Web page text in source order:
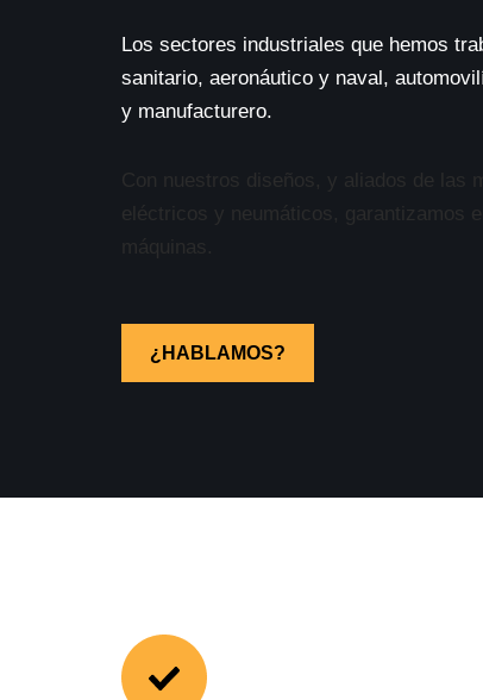
Los sectores industriales que hemos
sanitario, aeronáutico y naval,
y manufacturero.
Con nuestros diseños, y aliados de las
eléctricos y neumáticos, garantizamos
¿HABLAMOS?